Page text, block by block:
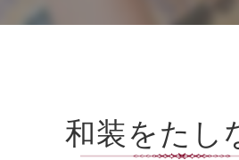
和装をたし